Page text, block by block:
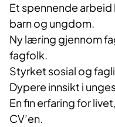
Et spennende arbeid
barn og ungdom.
Ny læring gjennom
fagfolk.
Styrket sosial og
Dypere innsikt i
En fin erfaring for
CV’en.